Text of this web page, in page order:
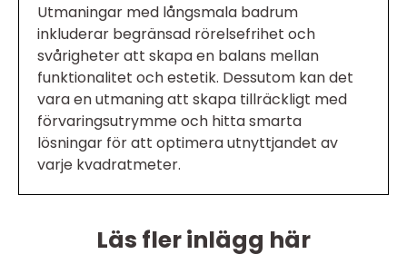
Utmaningar med långsmala badrum
inkluderar begränsad rörelsefrihet och
svårigheter att skapa en balans mellan
funktionalitet och estetik. Dessutom kan det
vara en utmaning att skapa tillräckligt med
förvaringsutrymme och hitta smarta
lösningar för att optimera utnyttjandet av
varje kvadratmeter.
Läs fler inlägg här